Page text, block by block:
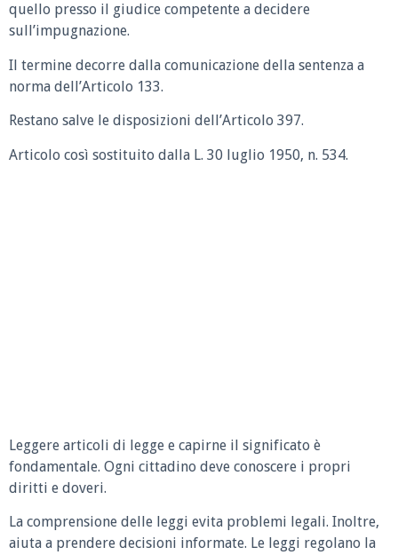
quello presso il giudice competente a decidere
sull’impugnazione.
Il termine decorre dalla comunicazione della sentenza a
norma dell’Articolo 133.
Restano salve le disposizioni dell’Articolo 397.
Articolo così sostituito dalla L. 30 luglio 1950, n. 534.
Leggere articoli di legge e capirne il significato è
fondamentale. Ogni cittadino deve conoscere i propri
diritti e doveri.
La comprensione delle leggi evita problemi legali. Inoltre,
aiuta a prendere decisioni informate. Le leggi regolano la